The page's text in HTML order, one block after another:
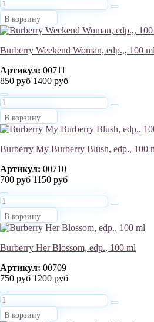
В корзину
Burberry Weekend Woman, edp.,, 100 ml
Артикул: 00711
850 руб 1400 руб
В корзину
Burberry My Burberry Blush, edp., 100
Артикул: 00710
700 руб 1150 руб
В корзину
Burberry Her Blossom, edp., 100 ml
Артикул: 00709
750 руб 1200 руб
В корзину